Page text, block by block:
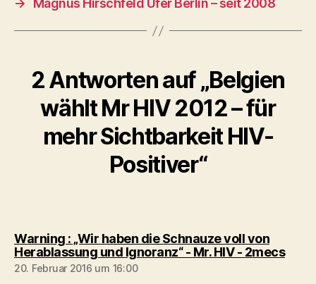
→ Magnus Hirschfeld Ufer Berlin – seit 2008
2 Antworten auf „Belgien
wählt Mr HIV 2012 – für
mehr Sichtbarkeit HIV-
Positiver“
Warning : „Wir haben die Schnauze voll von
Herablassung und Ignoranz“ - Mr. HIV - 2mecssagt:
20. Februar 2016 um 16:00